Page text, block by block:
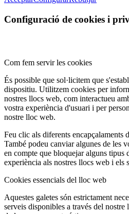
Configuració de cookies i
Com fem servir les cookies
És possible que sol·licitem que
dispositiu. Utilitzem cookies per
nostres llocs web, com interactueu
vostra experiència d'usuari i per
nostre lloc web.
Feu clic als diferents encapçalaments
També podeu canviar algunes de les
en compte que bloquejar alguns tipus
experiència als nostres llocs web i els
Cookies essencials del lloc web
Aquestes galetes són estrictament
serveis disponibles a través del